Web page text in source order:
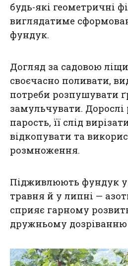
будь-які геометричні
виглядатиме
фундук.
Догляд за садовою
своєчасно поливати,
потреби розпушувати
замульчувати.
парость, її слід
відкопувати та
розмноження.
Підживлюють фундук у
травня й у липні —
сприяє гарному
дружньому дозріванню